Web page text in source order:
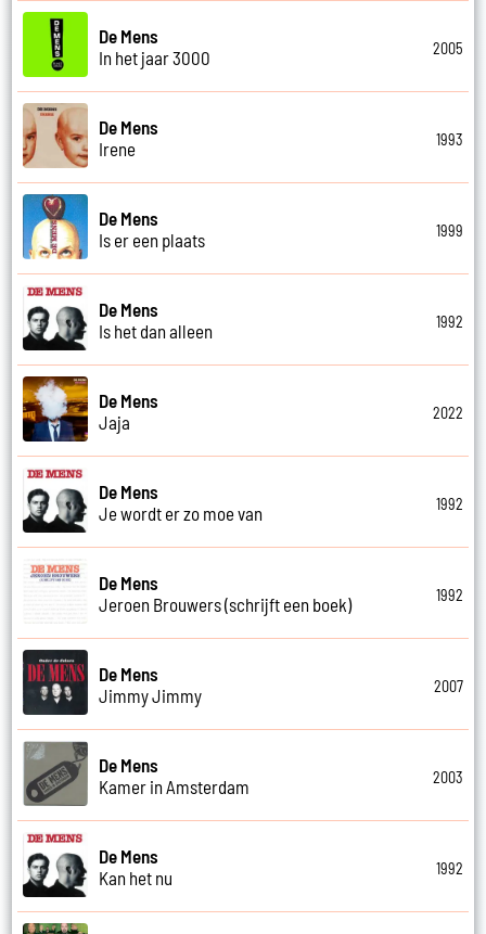
De Mens
In het jaar 3000
2005
De Mens
Irene
1993
De Mens
Is er een plaats
1999
De Mens
Is het dan alleen
1992
De Mens
Jaja
2022
De Mens
Je wordt er zo moe van
1992
De Mens
Jeroen Brouwers (schrijft een boek)
1992
De Mens
Jimmy Jimmy
2007
De Mens
Kamer in Amsterdam
2003
De Mens
Kan het nu
1992